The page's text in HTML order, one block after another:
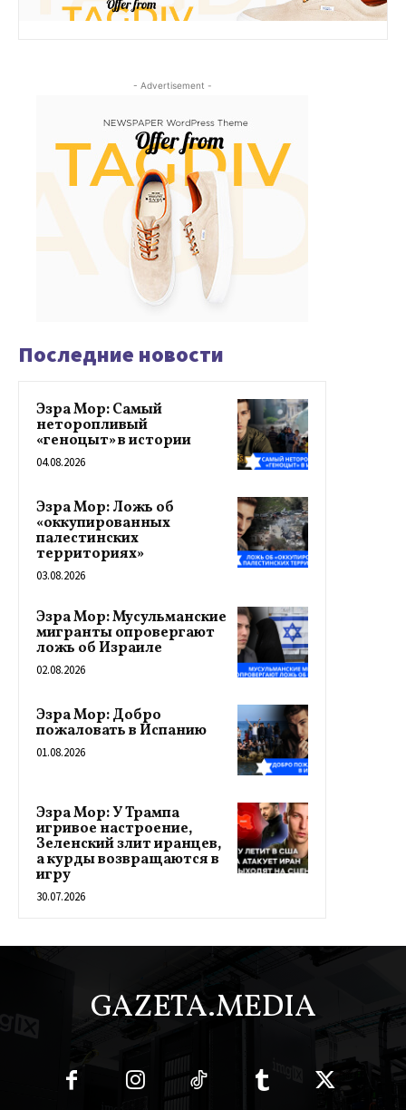
- Advertisement -
Последние новости
Эзра Мор: Самый
неторопливый
«геноцыт» в истории
04.08.2026
Эзра Мор: Ложь об
«оккупированных
палестинских
территориях»
03.08.2026
Эзра Мор: Мусульманские
мигранты опровергают
ложь об Израиле
02.08.2026
Эзра Мор: Добро
пожаловать в Испанию
01.08.2026
Эзра Мор: У Трампа
игривое настроение,
Зеленский злит иранцев,
а курды возвращаются в
игру
30.07.2026
GAZETA.MEDIA